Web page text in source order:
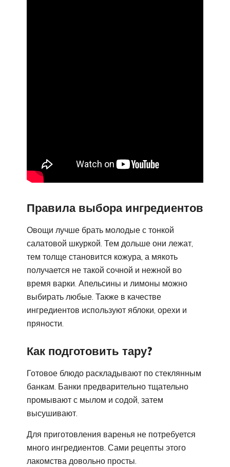
Правила выбора ингредиентов
Овощи лучше брать молодые с тонкой
салатовой шкуркой. Тем дольше они лежат,
тем толще становится кожура, а мякоть
получается не такой сочной и нежной во
время варки. Апельсины и лимоны можно
выбирать любые. Также в качестве
ингредиентов используют яблоки, орехи и
пряности.
Как подготовить тару?
Готовое блюдо раскладывают по стеклянным
банкам. Банки предварительно тщательно
промывают с мылом и содой, затем
высушивают.
Для приготовления варенья не потребуется
много ингредиентов. Сами рецепты этого
лакомства довольно просты.